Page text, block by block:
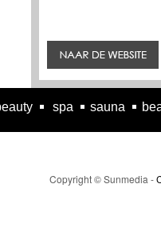
spa sauna
Copyright © Sunmedia -